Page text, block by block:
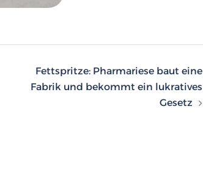
Fettspritze: Pharmariese baut eine
Fabrik und bekommt ein lukratives
Gesetz